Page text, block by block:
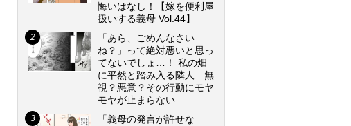
悔いはなし！【嫁を便利屋
扱いする義母 Vol.44】
「あら、ごめんなさい
ね？」って絶対悪いと思っ
てないでしょ…！ 私の畑
に平然と踏み入る隣人…無
視？悪意？その行動にモヤ
モヤが止まらない
「義母の発言が許せな